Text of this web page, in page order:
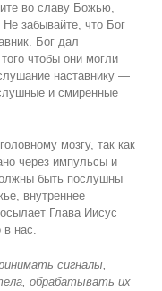
во славу Божью,
забывайте, что Бог
Бог дал
чтобы они могли
наставнику —
и смиренные
мозгу, так как
через импульсы и
быть послушны
внутреннее
Глава Иисус
в нас.
сигналы,
обрабатывать их